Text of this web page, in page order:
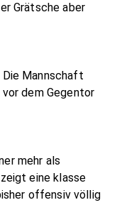
Grätsche aber
Mannschaft
dem Gegentor
mehr als
eine klasse
offensiv völlig